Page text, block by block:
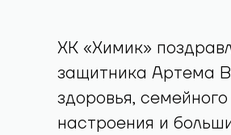
ХК «Химик»
защитника Артема
здоровья,
настроения и